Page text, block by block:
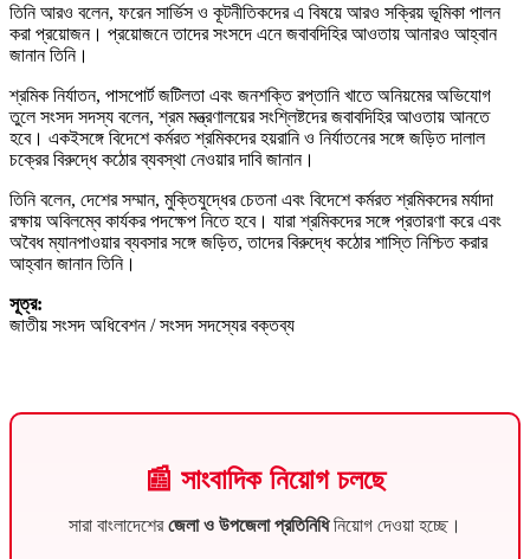
তিনি আরও বলেন, ফরেন সার্ভিস ও কূটনীতিকদের এ বিষয়ে আরও সক্রিয় ভূমিকা পালন
করা প্রয়োজন। প্রয়োজনে তাদের সংসদে এনে জবাবদিহির আওতায় আনারও আহ্বান
জানান তিনি।
শ্রমিক নির্যাতন, পাসপোর্ট জটিলতা এবং জনশক্তি রপ্তানি খাতে অনিয়মের অভিযোগ
তুলে সংসদ সদস্য বলেন, শ্রম মন্ত্রণালয়ের সংশ্লিষ্টদের জবাবদিহির আওতায় আনতে
হবে। একইসঙ্গে বিদেশে কর্মরত শ্রমিকদের হয়রানি ও নির্যাতনের সঙ্গে জড়িত দালাল
চক্রের বিরুদ্ধে কঠোর ব্যবস্থা নেওয়ার দাবি জানান।
তিনি বলেন, দেশের সম্মান, মুক্তিযুদ্ধের চেতনা এবং বিদেশে কর্মরত শ্রমিকদের মর্যাদা
রক্ষায় অবিলম্বে কার্যকর পদক্ষেপ নিতে হবে। যারা শ্রমিকদের সঙ্গে প্রতারণা করে এবং
অবৈধ ম্যানপাওয়ার ব্যবসার সঙ্গে জড়িত, তাদের বিরুদ্ধে কঠোর শাস্তি নিশ্চিত করার
আহ্বান জানান তিনি।
সূত্র:
জাতীয় সংসদ অধিবেশন / সংসদ সদস্যের বক্তব্য
📰 সাংবাদিক নিয়োগ চলছে
সারা বাংলাদেশেরজেলা ও উপজেলা প্রতিনিধিনিয়োগ দেওয়া হচ্ছে।